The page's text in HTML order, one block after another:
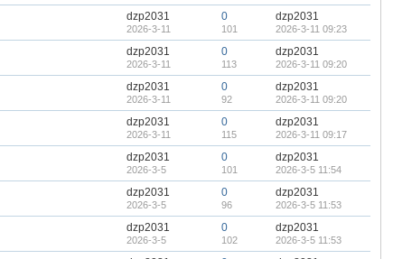
dzp2031
2026-3-11
0
101
dzp2031
2026-3-11 09:23
dzp2031
2026-3-11
0
113
dzp2031
2026-3-11 09:20
dzp2031
2026-3-11
0
92
dzp2031
2026-3-11 09:20
dzp2031
2026-3-11
0
115
dzp2031
2026-3-11 09:17
dzp2031
2026-3-5
0
101
dzp2031
2026-3-5 11:54
dzp2031
2026-3-5
0
96
dzp2031
2026-3-5 11:53
dzp2031
2026-3-5
0
102
dzp2031
2026-3-5 11:53